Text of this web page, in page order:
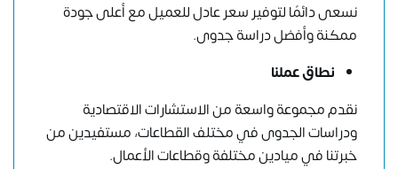
نسعى دائمًا لتوفير سعر عادل للعميل مع أعلى جودة
ممكنة وأفضل دراسة جدوى.
نطاق عملنا
نقدم مجموعة واسعة من الاستشارات الاقتصادية
ودراسات الجدوى في مختلف القطاعات، مستفيدين من
خبرتنا في ميادين مختلفة وقطاعات الأعمال.